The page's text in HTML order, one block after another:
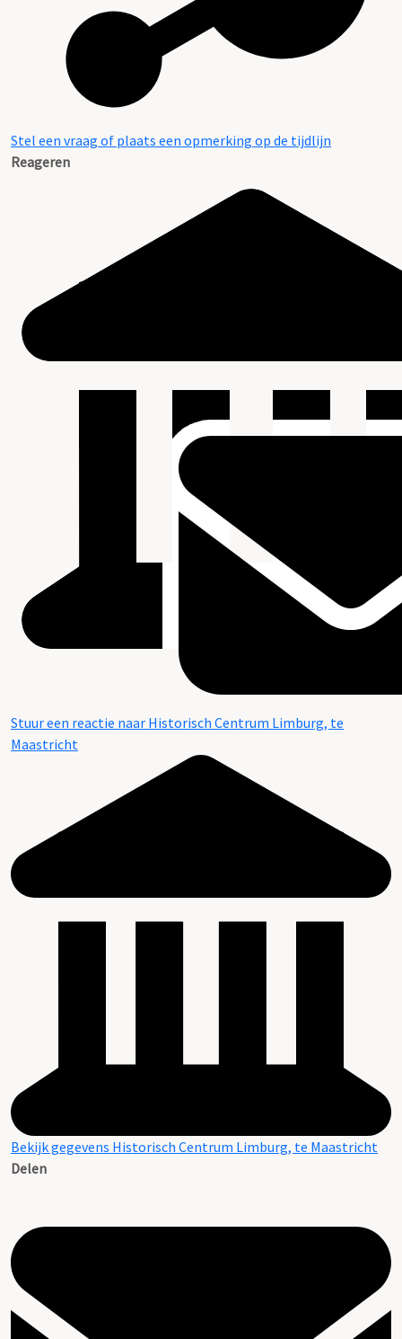
Stel een vraag of plaats een opmerking op de tijdlijn
Reageren
Stuur een reactie naar Historisch Centrum Limburg, te
Maastricht
Bekijk gegevens Historisch Centrum Limburg, te Maastricht
Delen